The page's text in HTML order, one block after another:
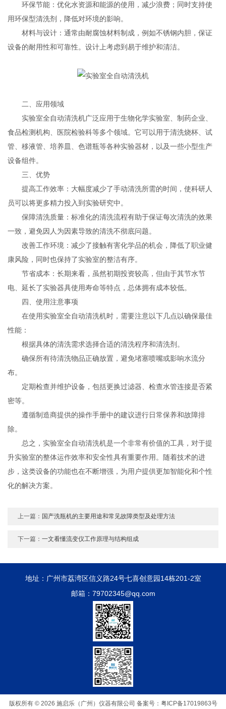
环保节能：优化水资源和能源的使用，减少浪费；同时支持使
用环保型清洗剂，降低对环境的影响。
材料与设计：通常由耐腐蚀材料制成，例如不锈钢内胆，保证
设备的耐用性和可靠性。设计上考虑到易于维护和清洁。
二、应用领域
实验室全自动清洗机广泛应用于生物化学实验室、制药企业、
食品检测机构、医院检验科等多个领域。它可以用于清洗烧杯、试
管、移液管、培养皿、色谱瓶等各种实验器材，以及一些小型生产
设备组件。
三、优势
提高工作效率：大幅度减少了手动清洗所需的时间，使科研人
员可以将更多精力投入到实验研究中。
保障清洗质量：标准化的清洗流程有助于保证每次清洗的效果
一致，避免因人为因素导致的清洗不彻底问题。
改善工作环境：减少了接触有害化学品的机会，降低了职业健
康风险，同时也保持了实验室的整洁有序。
节省成本：长期来看，虽然初期投资较高，但由于其节水节
电、延长了实验器具使用寿命等特点，总体拥有成本较低。
四、使用注意事项
在使用实验室全自动清洗机时，需要注意以下几点以确保最佳
性能：
根据具体的清洗需求选择合适的清洗程序和清洗剂。
确保所有待清洗物品正确放置，避免堵塞喷嘴或影响水流分
布。
定期检查并维护设备，包括更换过滤器、检查水管连接是否紧
密等。
遵循制造商提供的操作手册中的建议进行日常保养和故障排
除。
总之，实验室全自动清洗机是一个非常有价值的工具，对于提
升实验室的整体运作效率和安全性具有重要作用。随着技术的进
步，这类设备的功能也在不断增强，为用户提供更加智能化和个性
化的解决方案。
上一篇： 国产洗瓶机的主要用途和常见故障类型及处理方法
下一篇：一文看懂流变仪工作原理与结构组成
地址：广州市荔湾区信义路24号七喜创意园14栋201-2室
邮箱：79702345@qq.com
版权所有 © 2026 施启乐（广州）仪器有限公司 备案号：粤ICP备17019863号